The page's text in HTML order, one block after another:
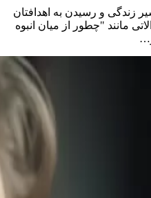
زندگی و رسیدن به اهدافتان
مانند "چطور از میان انبوه